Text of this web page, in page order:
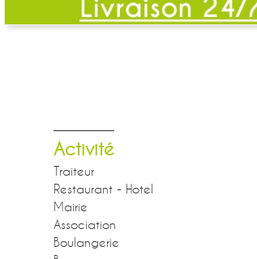
Activité
Traiteur
Restaurant - Hotel
Mairie
Association
Boulangerie